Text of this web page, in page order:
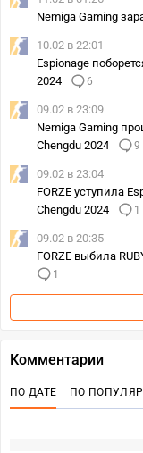
Nemiga Gaming
10.02 в 22:01
Espionage
2024
6
09.02 в 23:09
Nemiga Gaming
Chengdu 2024
9
09.02 в 23:04
FORZE уступила
Chengdu 2024
1
09.02 в 20:35
FORZE выбила
1
Комментарии
ПО ДАТЕ ПО